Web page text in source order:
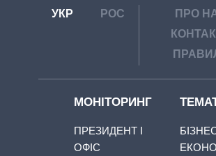
УКР РОС
ПРО
МОНІТОРИНГ
ПРЕЗИДЕНТ І
ОФІС